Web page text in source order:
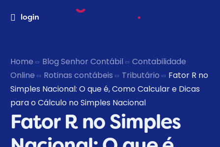
login
Home Blog Senhor Contábil
Contabilidade
Online
Rotinas contábeis Tributário
Fator R no
Simples Nacional: O que é, Como Calcular e Dicas
para o Cálculo no Simples Nacional
Fator R no Simples